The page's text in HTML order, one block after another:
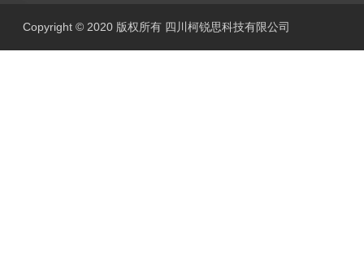
Copyright © 2020 版权所有 四川柯锐思科技有限公司